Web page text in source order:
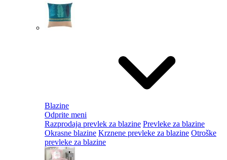
Blazine
Odprite meni
Razprodaja prevlek za blazine Prevleke za blazine
Okrasne blazine Krznene prevleke za blazine Otroške
prevleke za blazine